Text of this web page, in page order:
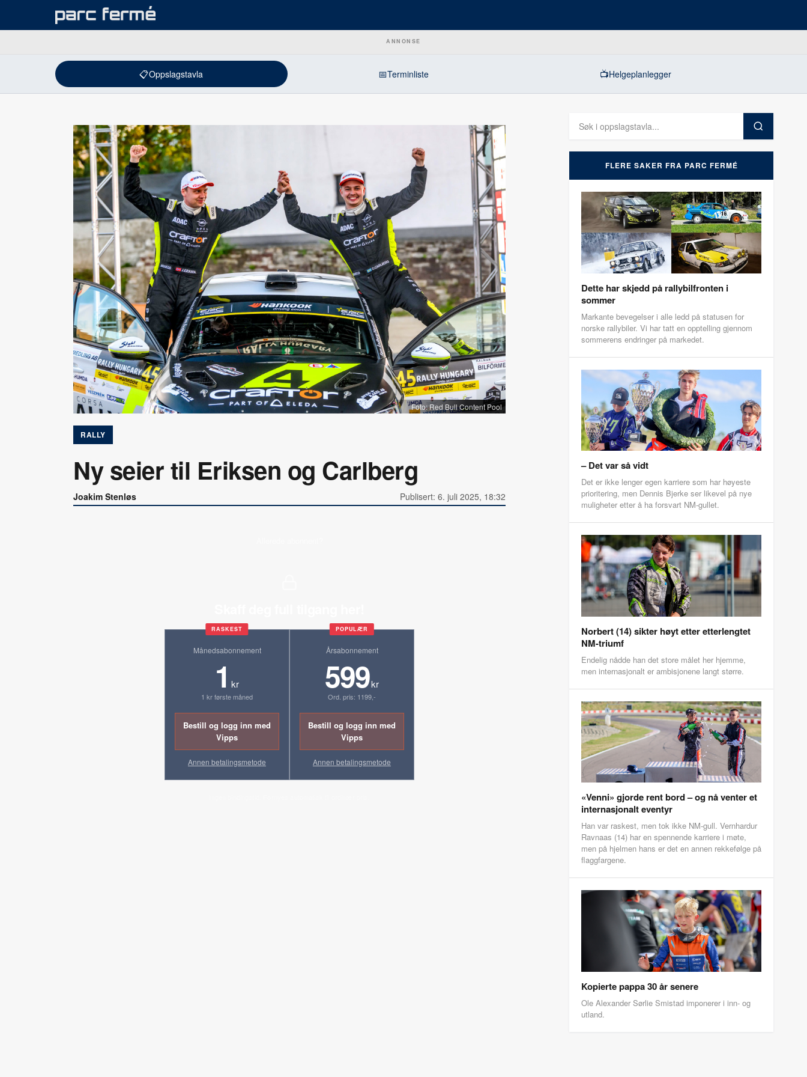
ANNONSE
📋Oppslagstavla 📅Terminliste 📺Helgeplanlegger
Foto: Red Bull Content Pool
RALLY
Ny seier til Eriksen og Carlberg
Joakim Stenløs Publisert: 6. juli 2025, 18:32
RASKEST
Månedsabonnement
1 kr
1 kr første måned
Bestill og logg inn med
Vipps
Annen betalingsmetode
POPULÆR
Årsabonnement
599kr
Ord. pris: 1199,-
Bestill og logg inn med
Vipps
Annen betalingsmetode
FLERE SAKER FRA PARC FERMÉ
Dette har skjedd på rallybilfronten i
sommer
Markante bevegelser i alle ledd på statusen for
norske rallybiler. Vi har tatt en opptelling gjennom
sommerens endringer på markedet.
– Det var så vidt
Det er ikke lenger egen karriere som har høyeste
prioritering, men Dennis Bjerke ser likevel på nye
muligheter etter å ha forsvart NM-gullet.
Norbert (14) sikter høyt etter etterlengtet
NM-triumf
Endelig nådde han det store målet her hjemme,
men internasjonalt er ambisjonene langt større.
«Venni» gjorde rent bord – og nå venter et
internasjonalt eventyr
Han var raskest, men tok ikke NM-gull. Vernhardur
Ravnaas (14) har en spennende karriere i møte,
men på hjelmen hans er det en annen rekkefølge på
flaggfargene.
Kopierte pappa 30 år senere
Ole Alexander Sørlie Smistad imponerer i inn- og
utland.